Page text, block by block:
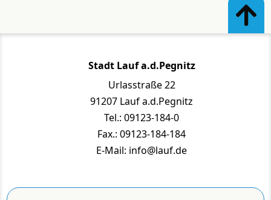
Stadt Lauf a.d.Pegnitz
Urlasstraße 22
91207 Lauf a.d.Pegnitz
Tel.: 09123-184-0
Fax.: 09123-184-184
E-Mail: info@lauf.de